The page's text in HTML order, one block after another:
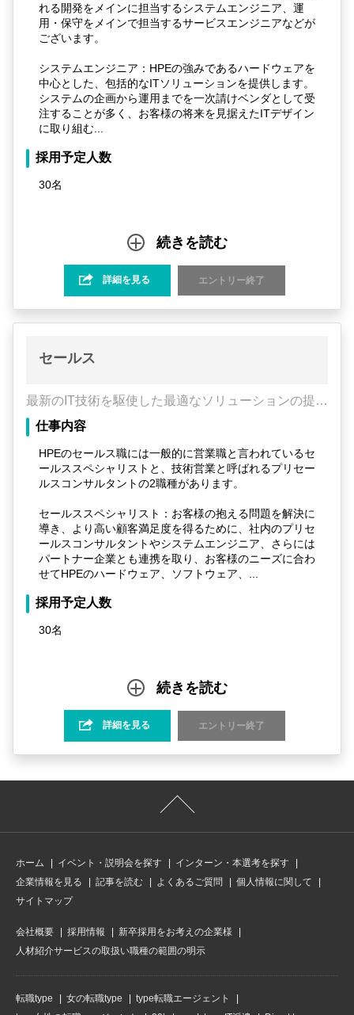
れる開発をメインに担当するシステムエンジニア、運
用・保守をメインで担当するサービスエンジニアなどが
ございます。
システムエンジニア：HPEの強みであるハードウェアを
中心とした、包括的なITソリューションを提供します。
システムの企画から運用までを一次請けベンダとして受
注することが多く、お客様の将来を見据えたITデザイン
に取り組む...
採用予定人数
30名
続きを読む
詳細を見る エントリー終了
セールス
最新のIT技術を駆使した最適なソリューションの提供
で、お客様が描かれた夢の実現に貢献できます！！
仕事内容
HPEのセールス職には一般的に営業職と言われているセ
ールススペシャリストと、技術営業と呼ばれるプリセー
ルスコンサルタントの2職種があります。
セールススペシャリスト：お客様の抱える問題を解決に
導き、より高い顧客満足度を得るために、社内のプリセ
ールスコンサルタントやシステムエンジニア、さらには
パートナー企業とも連携を取り、お客様のニーズに合わ
せてHPEのハードウェア、ソフトウェア、...
採用予定人数
30名
続きを読む
詳細を見る エントリー終了
ホーム イベント・説明会を探す
インターン・本選考を探す
企業情報を見る
記事を読む よくあるご質問
個人情報に関して
サイトマップ
会社概要 採用情報
新卒採用をお考えの企業様
人材紹介サービスの取扱い職種の範囲の明示
転職type 女の転職type
type転職エージェント